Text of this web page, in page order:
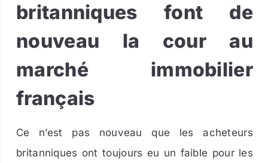
britanniques font de
nouveau la cour au
marché immobilier
français
Ce n’est pas nouveau que les acheteurs
britanniques ont toujours eu un faible pour les